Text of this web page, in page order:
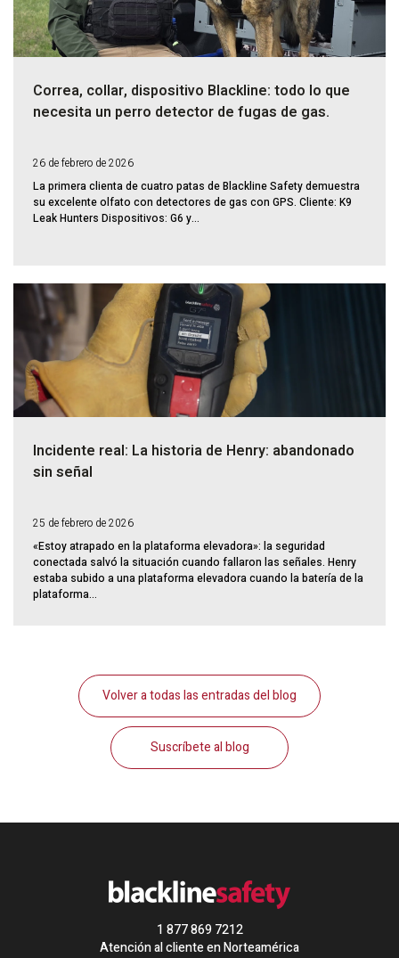
Correa, collar, dispositivo Blackline: todo lo que
necesita un perro detector de fugas de gas.
26 de febrero de 2026
La primera clienta de cuatro patas de Blackline Safety demuestra
su excelente olfato con detectores de gas con GPS. Cliente: K9
Leak Hunters Dispositivos: G6 y...
Incidente real: La historia de Henry: abandonado
sin señal
25 de febrero de 2026
«Estoy atrapado en la plataforma elevadora»: la seguridad
conectada salvó la situación cuando fallaron las señales. Henry
estaba subido a una plataforma elevadora cuando la batería de la
plataforma...
Volver a todas las entradas del blog
Suscríbete al blog
1 877 869 7212
Atención al cliente en Norteamérica